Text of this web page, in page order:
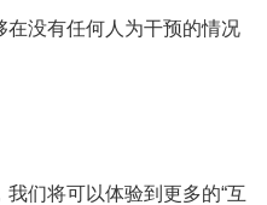
没有任何人为干预的情况
们将可以体验到更多的“互